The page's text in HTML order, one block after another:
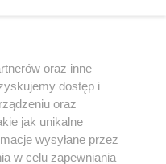
w jakikolwiek sposób
na jakimkolwiek polu
z umieszczaniem w
praw. Jakiekolwiek użycie
w części z naruszeniem
pod groźbą kary i
oraz inne
dostęp i
oraz
jak unikalne
wysyłane przez
w celu zapewniania